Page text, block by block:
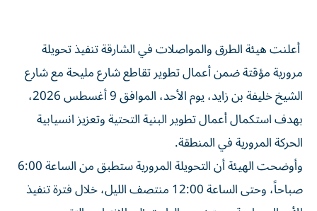
أعلنت هيئة الطرق والمواصلات في الشارقة تنفيذ تحويلة
مرورية مؤقتة ضمن أعمال تطوير تقاطع شارع مليحة مع شارع
الشيخ خليفة بن زايد، يوم الأحد، الموافق 9 أغسطس 2026،
بهدف استكمال أعمال تطوير البنية التحتية وتعزيز انسيابية
الحركة المرورية في المنطقة.
وأوضحت الهيئة أن التحويلة المرورية ستطبق من الساعة 6:00
صباحاً، وحتى الساعة 12:00 منتصف الليل، خلال فترة تنفيذ